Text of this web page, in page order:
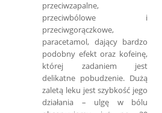
przeciwzapalne,
przeciwbólowe i
przeciwgorączkowe,
paracetamol, dający bardzo
podobny efekt oraz kofeinę,
której zadaniem jest
delikatne pobudzenie. Dużą
zaletą leku jest szybkość jego
działania – ulgę w bólu